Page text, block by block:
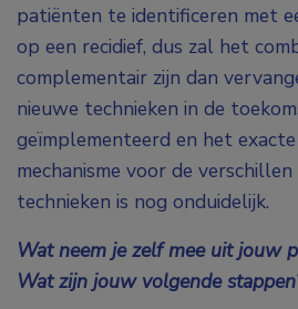
patiënten te identificeren met
op een recidief, dus zal het
complementair zijn dan
nieuwe technieken in de
geïmplementeerd en het
mechanisme voor de
technieken is nog onduidelijk.
Wat neem je zelf mee uit jouw
Wat zijn jouw volgende